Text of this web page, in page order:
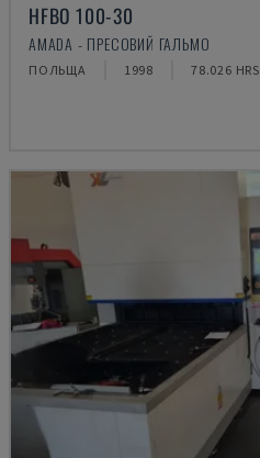
HFBO 100-30
AMADA - ПРЕСОВИЙ ГАЛЬМО
ПОЛЬЩА 1998 78.026 HRS